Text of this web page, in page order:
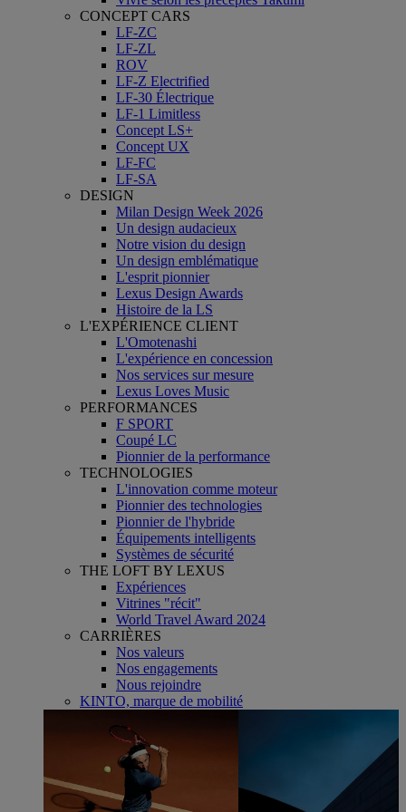
CONCEPT CARS
LF-ZC
LF-ZL
ROV
LF-Z Electrified
LF-30 Électrique
LF-1 Limitless
Concept LS+
Concept UX
LF-FC
LF-SA
DESIGN
Milan Design Week 2026
Un design audacieux
Notre vision du design
Un design emblématique
L'esprit pionnier
Lexus Design Awards
Histoire de la LS
L'EXPÉRIENCE CLIENT
L'Omotenashi
L'expérience en concession
Nos services sur mesure
Lexus Loves Music
PERFORMANCES
F SPORT
Coupé LC
Pionnier de la performance
TECHNOLOGIES
L'innovation comme moteur
Pionnier des technologies
Pionnier de l'hybride
Équipements intelligents
Systèmes de sécurité
THE LOFT BY LEXUS
Expériences
Vitrines "récit"
World Travel Award 2024
CARRIÈRES
Nos valeurs
Nos engagements
Nous rejoindre
KINTO, marque de mobilité